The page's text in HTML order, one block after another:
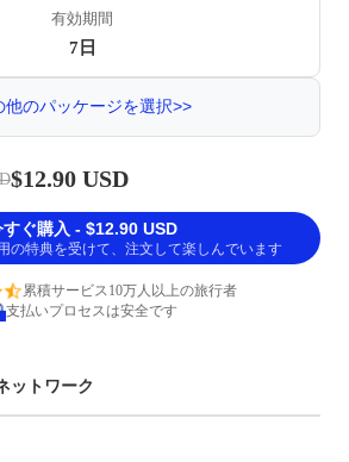
有効期間
7日
他のパッケージを選択>>
$12.90 USD
すぐ購入 - $12.90 USD
の特典を受けて、注文して楽しんでいます
累積サービス10万人以上の旅行者
支払いプロセスは安全です
ットワーク